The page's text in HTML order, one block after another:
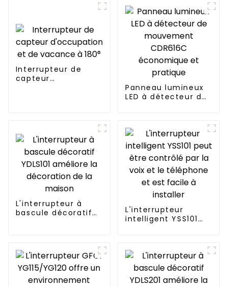
Interrupteur de
capteur
Panneau lumineux
LED à détecteur de
pratique
L'interrupteur à
bascule décoratif
L'interrupteur
intelligent YSS101
facile à installer